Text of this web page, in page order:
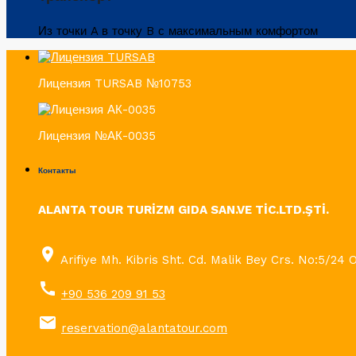
Из точки A в точку B с максимальным комфортом
Лицензия TURSAB №10753
Лицензия №АК-0035
Контакты
ALANTA TOUR TURİZM GIDA SAN.VE TİC.LTD.ŞTİ.
place Arifiye Mh. Kibris Sht. Cd. Malik Bey Crs. No:5/24
call +90 536 209 91 53
email reservation@alantatour.com